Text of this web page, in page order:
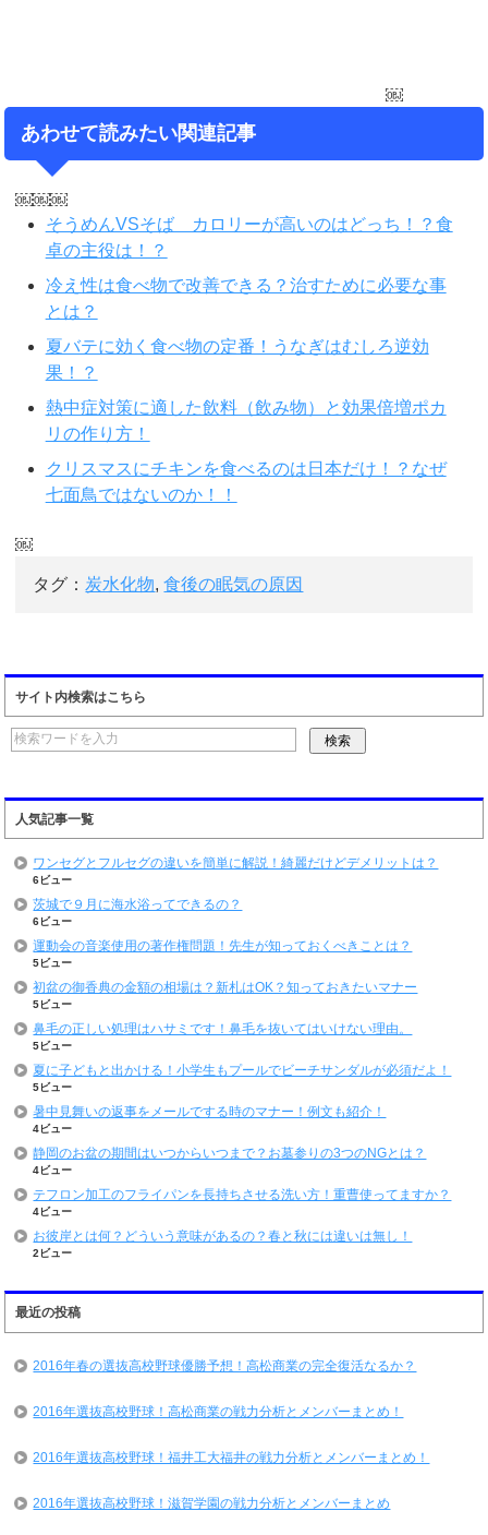
￼
あわせて読みたい関連記事
￼￼￼
そうめんVSそば カロリーが高いのはどっち！？食
卓の主役は！？
冷え性は食べ物で改善できる？治すために必要な事
とは？
夏バテに効く食べ物の定番！うなぎはむしろ逆効
果！？
熱中症対策に適した飲料（飲み物）と効果倍増ポカ
リの作り方！
クリスマスにチキンを食べるのは日本だけ！？なぜ
七面鳥ではないのか！！
￼
タグ： 炭水化物,食後の眠気の原因
サイト内検索はこちら
人気記事一覧
ワンセグとフルセグの違いを簡単に解説！綺麗だけどデメリットは？
6ビュー
茨城で９月に海水浴ってできるの？
6ビュー
運動会の音楽使用の著作権問題！先生が知っておくべきことは？
5ビュー
初盆の御香典の金額の相場は？新札はOK？知っておきたいマナー
5ビュー
鼻毛の正しい処理はハサミです！鼻毛を抜いてはいけない理由。
5ビュー
夏に子どもと出かける！小学生もプールでビーチサンダルが必須だよ！
5ビュー
暑中見舞いの返事をメールでする時のマナー！例文も紹介！
4ビュー
静岡のお盆の期間はいつからいつまで？お墓参りの3つのNGとは？
4ビュー
テフロン加工のフライパンを長持ちさせる洗い方！重曹使ってますか？
4ビュー
お彼岸とは何？どういう意味があるの？春と秋には違いは無し！
2ビュー
最近の投稿
2016年春の選抜高校野球優勝予想！高松商業の完全復活なるか？
2016年選抜高校野球！高松商業の戦力分析とメンバーまとめ！
2016年選抜高校野球！福井工大福井の戦力分析とメンバーまとめ！
2016年選抜高校野球！滋賀学園の戦力分析とメンバーまとめ